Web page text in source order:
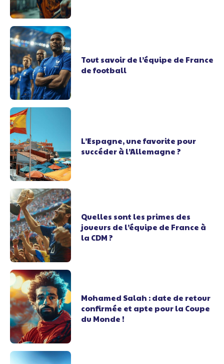
Tout savoir de l’équipe de France
de football
L’Espagne, une favorite pour
succéder à l’Allemagne ?
Quelles sont les primes des
joueurs de l’équipe de France à
la CDM ?
Mohamed Salah : date de retour
confirmée et apte pour la Coupe
du Monde !